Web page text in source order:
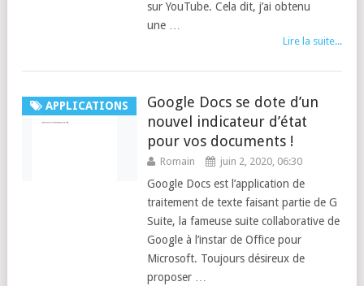
sur YouTube. Cela dit, j’ai obtenu
une …
Lire la suite...
APPLICATIONS
Google Docs se dote d’un
nouvel indicateur d’état
pour vos documents !
Romain juin 2, 2020, 06:30
Google Docs est l’application de
traitement de texte faisant partie de G
Suite, la fameuse suite collaborative de
Google à l’instar de Office pour
Microsoft. Toujours désireux de
proposer …